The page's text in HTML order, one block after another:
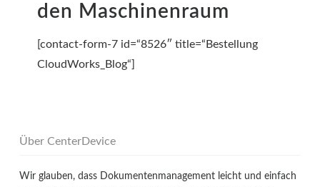
den Maschinenraum
[contact-form-7 id=“8526″ title=“Bestellung
CloudWorks_Blog“]
Über CenterDevice
Wir glauben, dass Dokumentenmanagement leicht und einfach